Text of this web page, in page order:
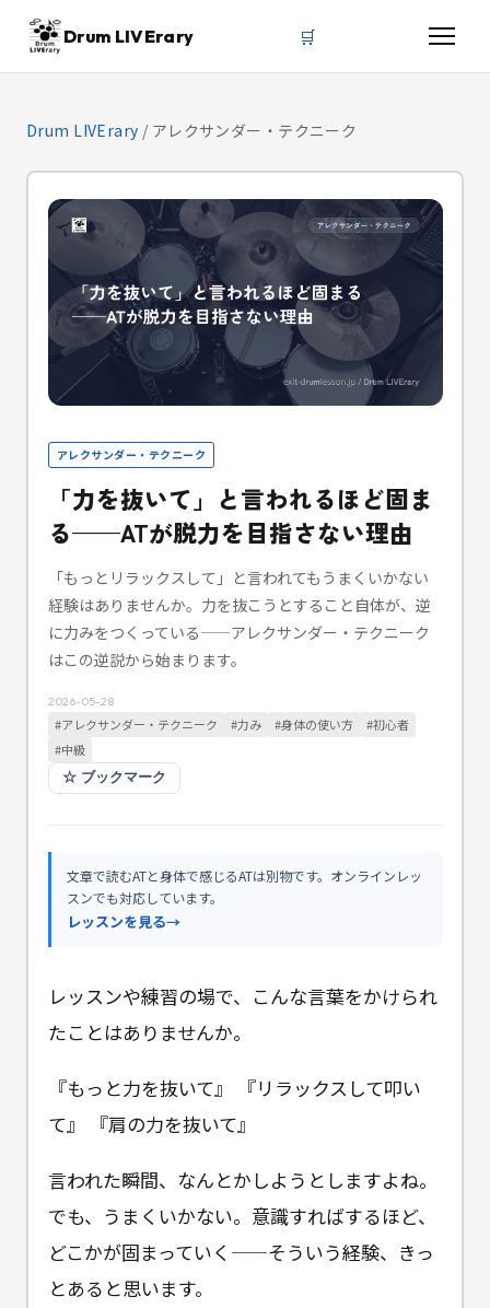
Drum LIVErary 🛒
Drum LIVErary / アレクサンダー・テクニーク
アレクサンダー・テクニーク
「力を抜いて」と言われるほど固ま
る——ATが脱力を目指さない理由
「もっとリラックスして」と言われてもうまくいかない
経験はありませんか。力を抜こうとすること自体が、逆
に力みをつくっている——アレクサンダー・テクニーク
はこの逆説から始まります。
2026-05-28
#アレクサンダー・テクニーク #力み #身体の使い方 #初心者
#中級
☆ ブックマーク
文章で読むATと身体で感じるATは別物です。オンラインレッ
スンでも対応しています。
レッスンを見る→
レッスンや練習の場で、こんな言葉をかけられ
たことはありませんか。
『もっと力を抜いて』 『リラックスして叩い
て』 『肩の力を抜いて』
言われた瞬間、なんとかしようとしますよね。
でも、うまくいかない。意識すればするほど、
どこかが固まっていく——そういう経験、きっ
とあると思います。